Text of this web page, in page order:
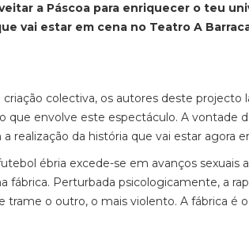
a Páscoa para enriquecer o teu
vai estar em cena no Teatro A
colectiva, os autores deste
que envolve este espectáculo. A vontade
realização da história que vai estar agora
ébria excede-se em avanços sexuais
fábrica. Perturbada psicologicamente, a
trame o outro, o mais violento. A fábrica é